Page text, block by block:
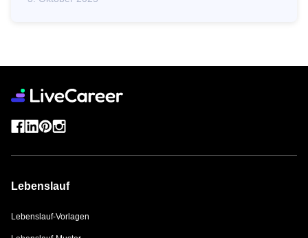
Lebenslauf
Lebenslauf-Vorlagen